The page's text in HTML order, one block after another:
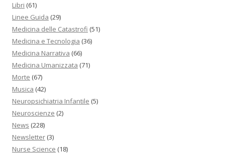
Libri (61)
Linee Guida (29)
Medicina delle Catastrofi (51)
Medicina e Tecnologia (36)
Medicina Narrativa (66)
Medicina Umanizzata (71)
Morte (67)
Musica (42)
Neuropsichiatria Infantile (5)
Neuroscienze (2)
News (228)
Newsletter (3)
Nurse Science (18)